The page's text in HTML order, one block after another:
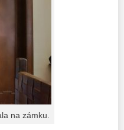
na zámku.